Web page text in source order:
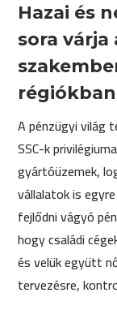
Hazai és
sora várja
A pénzügyi világ
SSC-k
gyártóüzemek,
vállalatok is
fejlődni vágyó
hogy családi
és velük együtt
tervezésre,